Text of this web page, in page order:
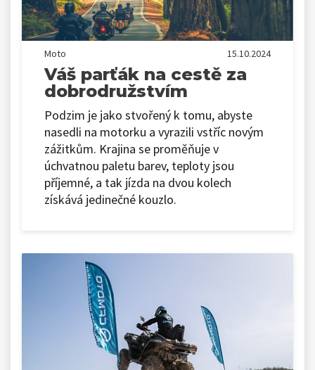
Moto 15.10.2024
Váš parťák na cestě za
dobrodružstvím
Podzim je jako stvořený k tomu, abyste
nasedli na motorku a vyrazili vstříc novým
zážitkům. Krajina se proměňuje v
úchvatnou paletu barev, teploty jsou
příjemné, a tak jízda na dvou kolech
získává jedinečné kouzlo.